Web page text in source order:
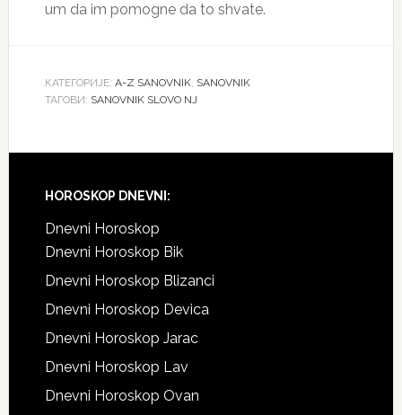
um da im pomogne da to shvate.
КАТЕГОРИЈЕ: A-Z SANOVNIK, SANOVNIK
ТАГОВИ: SANOVNIK SLOVO NJ
Footer
HOROSKOP DNEVNI:
Dnevni Horoskop
Dnevni Horoskop Bik
Dnevni Horoskop Blizanci
Dnevni Horoskop Devica
Dnevni Horoskop Jarac
Dnevni Horoskop Lav
Dnevni Horoskop Ovan